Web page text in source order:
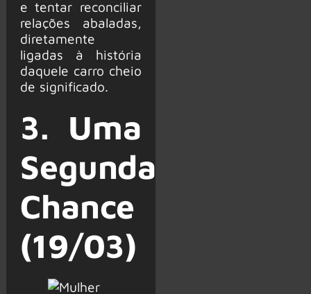
e tentar reconciliar
relações abaladas,
diretamente
ligadas à história
daquele carro cheio
de significado.
3. Uma
Segunda
Chance
(19/03)